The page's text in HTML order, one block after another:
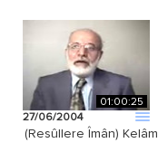
01:00:25
27/06/2004
(Resûllere Îmân) Kelâm